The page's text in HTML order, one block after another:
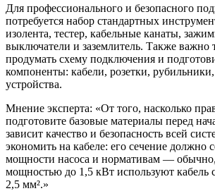
Для профессионального и безопасного
потребуется набор стандартных
изолента, тестер, кабельные канаты,
выключатели и заземлитель. Также важно
продумать схему подключения и
компоненты: кабели, розетки,
устройства.
Мнение эксперта: «От того, насколько
подготовите базовые материалы перед
зависит качество и безопасность всей
экономить на кабеле: его сечение должно
мощности насоса и нормативам — обычно,
мощностью до 1,5 кВт используют кабель
2,5 мм².»